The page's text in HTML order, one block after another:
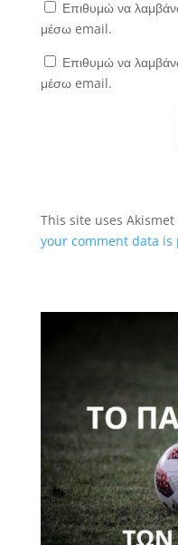
Επιθυμώ να
μέσω email.
Επιθυμώ να
μέσω email.
This site uses
your comment data is